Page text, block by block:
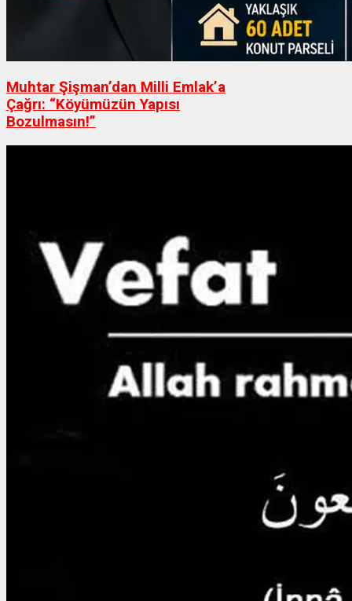
Muhtar Şişman’dan Milli Emlak’a
Çağrı: “Köyümüzün Yapısı
Bozulmasın!”